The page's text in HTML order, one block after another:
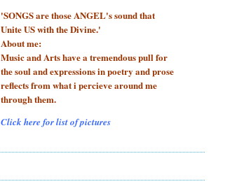
'SONGS are those ANGEL's sound that
Unite US with the Divine.'
About me:
Music and Arts have a tremendous pull for
the soul and expressions in poetry and prose
reflects from what i percieve around me
through them.
Click here for list of pictures